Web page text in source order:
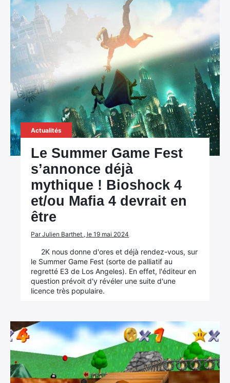
Actualités
Le Summer Game Fest
s’annonce déjà
mythique ! Bioshock 4
et/ou Mafia 4 devrait en
être
Par Julien Barthet , le 19 mai 2024
2K nous donne d'ores et déjà rendez-vous, sur
le Summer Game Fest (sorte de palliatif au
regretté E3 de Los Angeles). En effet, l'éditeur en
question prévoit d'y révéler une suite d'une
licence très populaire.